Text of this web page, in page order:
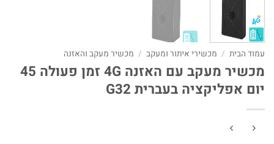
עמוד הבית / מכשירי איתור ומעקב / מכשיר מעקב והאזנה
מכשיר מעקב עם האזנה 4G זמן פעולה 45
יום אפליקציה בעברית G32